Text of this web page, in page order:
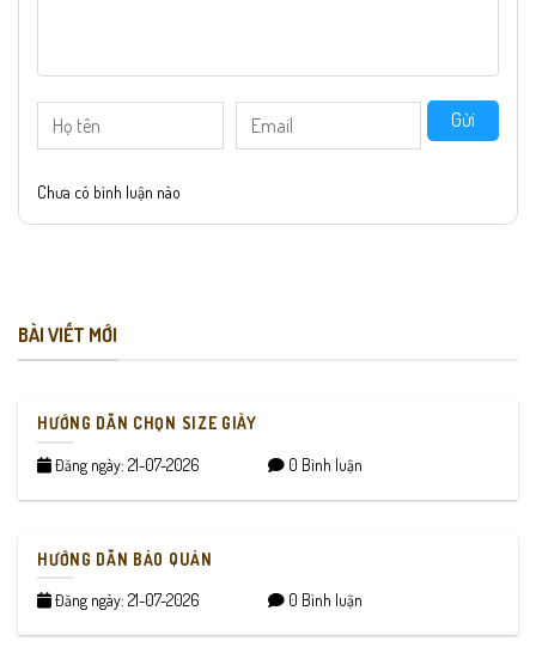
Gửi
Chưa có bình luận nào
BÀI VIẾT MỚI
HƯỚNG DẪN CHỌN SIZE GIÀY
Đăng ngày: 21-07-2026 0 Bình luận
HƯỚNG DẪN BẢO QUẢN
Đăng ngày: 21-07-2026 0 Bình luận